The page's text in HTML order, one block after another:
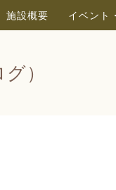
施設概要 イベント
）